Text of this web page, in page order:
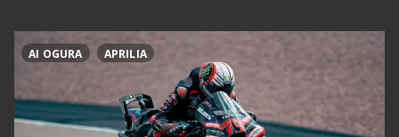
AI OGURA APRILIA